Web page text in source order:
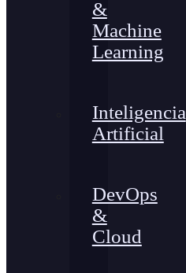
&
Machine
Learning
Inteligencia
Artificial
DevOps
&
Cloud